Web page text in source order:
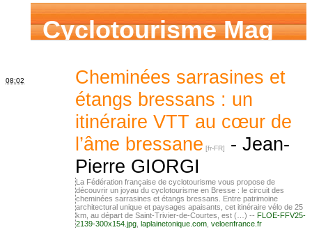
Cyclotourisme Mag
08:02
Cheminées sarrasines et
étangs bressans : un
itinéraire VTT au cœur de
l’âme bressane
- Jean-
Pierre GIORGI
La Fédération française de cyclotourisme vous propose de
découvrir un joyau du cyclotourisme en Bresse : le circuit des
cheminées sarrasines et étangs bressans. Entre patrimoine
architectural unique et paysages apaisants, cet itinéraire vélo de 25
km, au départ de Saint-Trivier-de-Courtes, est (…) -- FLOE-FFV25-
2139-300x154.jpg laplainetonique.com veloenfrance.fr